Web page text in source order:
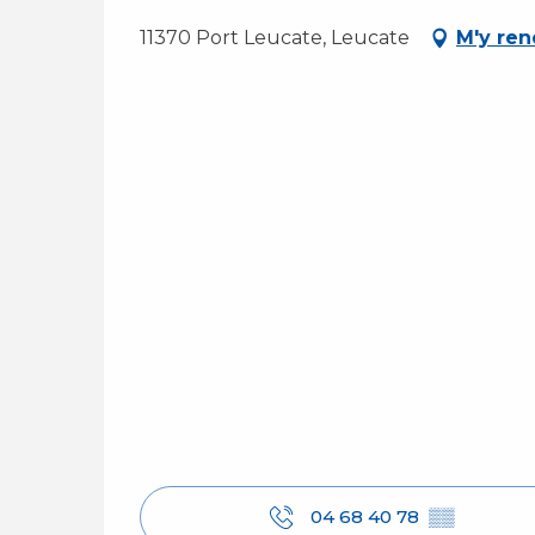
11370 Port Leucate, Leucate M'y
04 68 40 78 ▒▒